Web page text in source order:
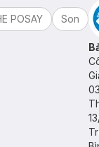
POSAY
Son